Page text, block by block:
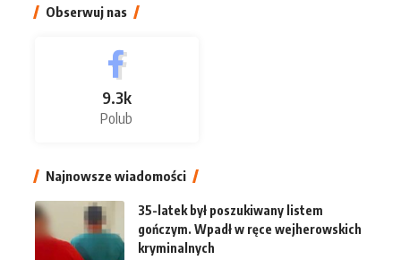
Obserwuj nas
9.3k
Polub
Najnowsze wiadomości
35-latek był poszukiwany listem
gończym. Wpadł w ręce wejherowskich
kryminalnych